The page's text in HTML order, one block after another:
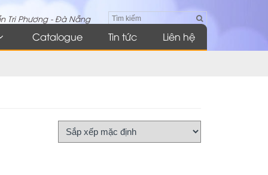
Tri Phương - Đà Nẵng
Catalogue Tin tức Liên hệ